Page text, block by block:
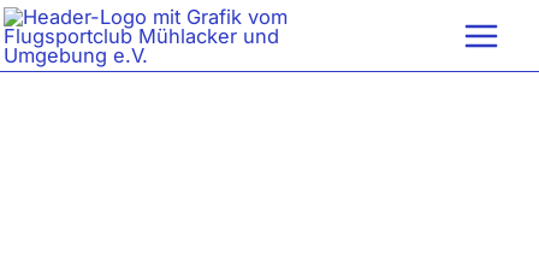
Zum
Inhalt